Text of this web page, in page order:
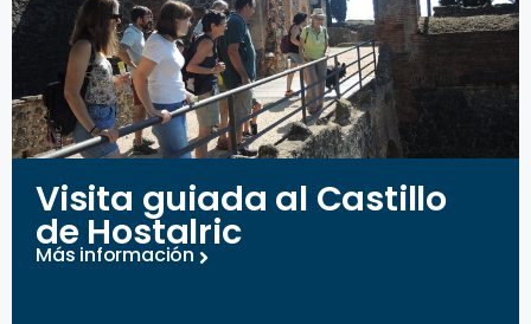
Visita guiada al Castillo
de Hostalric
Más información